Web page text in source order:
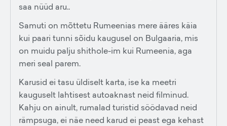
saa nüüd aru..
Samuti on mõttetu Rumeenias mere ääres käia
kui paari tunni sõidu kaugusel on Bulgaaria, mis
on muidu palju shithole-im kui Rumeenia, aga
meri seal parem.
Karusid ei tasu üldiselt karta, ise ka meetri
kauguselt lahtisest autoaknast neid filminud.
Kahju on ainult, rumalad turistid söödavad neid
rämpsuga, ei näe need karud ei peast ega kehast